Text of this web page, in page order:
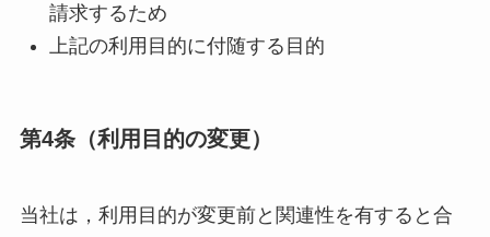
請求するため
上記の利用目的に付随する目的
第4条（利用目的の変更）
当社は，利用目的が変更前と関連性を有すると合